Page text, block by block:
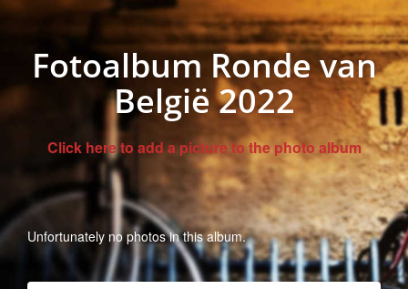
Fotoalbum Ronde van
België 2022
Click here to add a picture to the photo album
Unfortunately no photos in this album.